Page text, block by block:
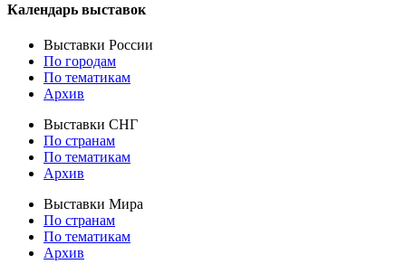
Календарь выставок
Выставки России
По городам
По тематикам
Архив
Выставки СНГ
По странам
По тематикам
Архив
Выставки Мира
По странам
По тематикам
Архив